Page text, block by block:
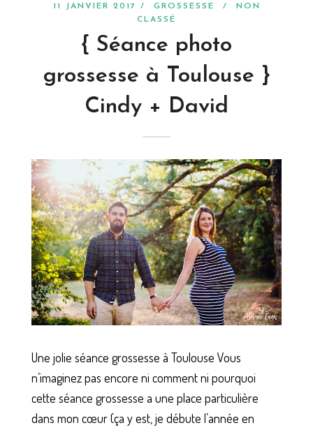
11 JANVIER 2017 / GROSSESSE /
NON
CLASSÉ
{ Séance photo
grossesse à Toulouse }
Cindy + David
Une jolie séance grossesse à Toulouse Vous
n’imaginez pas encore ni comment ni pourquoi
cette séance grossesse a une place particulière
dans mon cœur (ça y est, je débute l’année en